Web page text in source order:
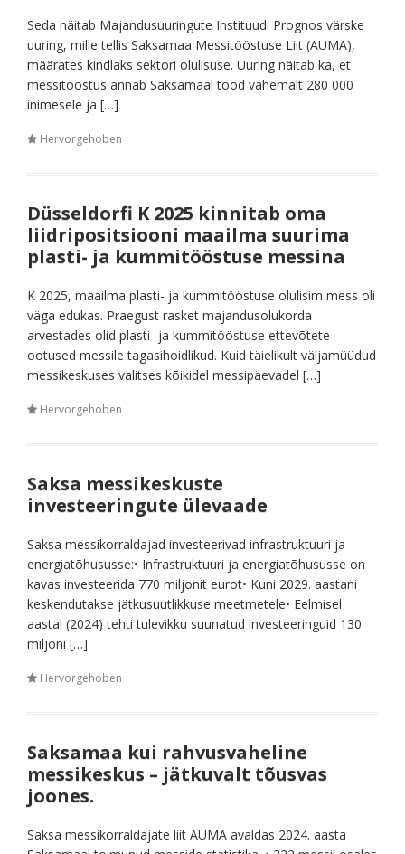
Seda näitab Majandusuuringute Instituudi Prognos värske
uuring, mille tellis Saksamaa Messitööstuse Liit (AUMA),
määrates kindlaks sektori olulisuse. Uuring näitab ka, et
messitööstus annab Saksamaal tööd vähemalt 280 000
inimesele ja […]
Hervorgehoben
Düsseldorfi K 2025 kinnitab oma
liidripositsiooni maailma suurima
plasti- ja kummitööstuse messina
K 2025, maailma plasti- ja kummitööstuse olulisim mess oli
väga edukas. Praegust rasket majandusolukorda
arvestades olid plasti- ja kummitööstuse ettevõtete
ootused messile tagasihoidlikud. Kuid täielikult väljamüüdud
messikeskuses valitses kõikidel messipäevadel […]
Hervorgehoben
Saksa messikeskuste
investeeringute ülevaade
Saksa messikorraldajad investeerivad infrastruktuuri ja
energiatõhususse:• Infrastruktuuri ja energiatõhususse on
kavas investeerida 770 miljonit eurot• Kuni 2029. aastani
keskendutakse jätkusuutlikkuse meetmetele• Eelmisel
aastal (2024) tehti tulevikku suunatud investeeringuid 130
miljoni […]
Hervorgehoben
Saksamaa kui rahvusvaheline
messikeskus – jätkuvalt tõusvas
joones.
Saksa messikorraldajate liit AUMA avaldas 2024. aasta